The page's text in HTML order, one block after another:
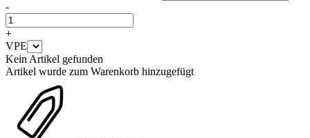
-
+
VPE
Kein Artikel gefunden
Artikel wurde zum Warenkorb hinzugefügt